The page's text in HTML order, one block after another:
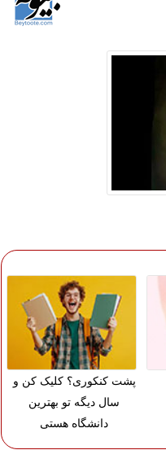
پشت کنکوری؟ کلیک کن و
سال دیگه تو بهترین
دانشگاه هستی